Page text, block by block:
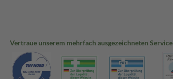
Vertraue unserem mehrfach ausgezeichneten Service